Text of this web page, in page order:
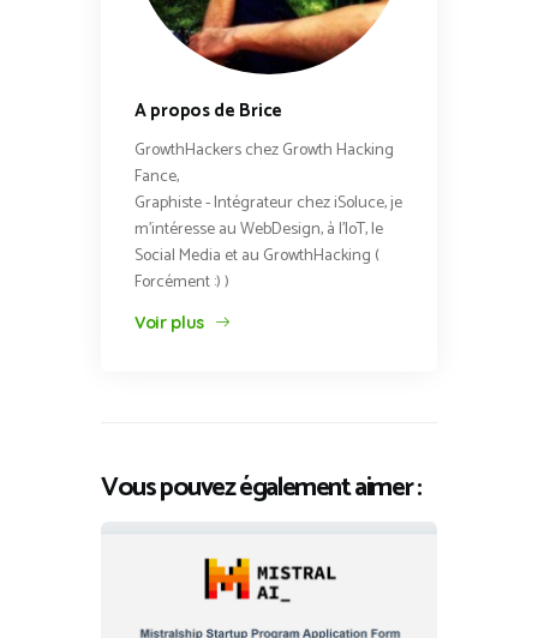
A propos de Brice
GrowthHackers chez Growth Hacking
Fance,
Graphiste - Intégrateur chez iSoluce, je
m'intéresse au WebDesign, à l'IoT, le
Social Media et au GrowthHacking (
Forcément :) )
Voir plus
Vous pouvez également aimer :